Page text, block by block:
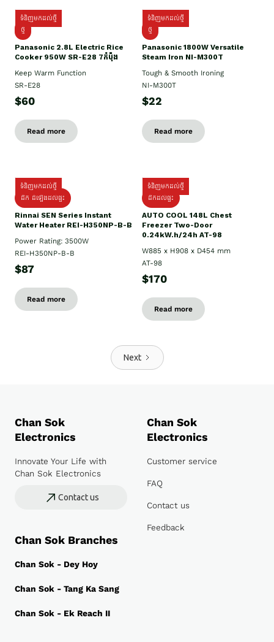
ទំនិញមកដល់ថ្មី
ថ្មី
Panasonic 2.8L Electric Rice
Cooker 950W SR-E28 7កំប៉ុង
Keep Warm Function
SR-E28
$60
Read more
ទំនិញមកដល់ថ្មី
ថ្មី
Panasonic 1800W Versatile
Steam Iron NI-M300T
Tough & Smooth Ironing
NI-M300T
$22
Read more
ទំនិញមកដល់ថ្មី
ដឹក ដំឡើងដល់ផ្ទះ
Rinnai SEN Series Instant
Water Heater REI-H350NP-B-B
Power Rating: 3500W
REI-H350NP-B-B
$87
Read more
ទំនិញមកដល់ថ្មី
ដឹកដល់ផ្ទះ
AUTO COOL 148L Chest
Freezer Two-Door
0.24kW.h/24h AT-98
W885 x H908 x D454 mm
AT-98
$170
Read more
Next
Chan Sok
Electronics
Innovate Your Life with
Chan Sok Electronics
Contact us
Chan Sok Branches
Chan Sok - Dey Hoy
Chan Sok - Tang Ka Sang
Chan Sok - Ek Reach II
Chan Sok
Electronics
Customer service
FAQ
Contact us
Feedback